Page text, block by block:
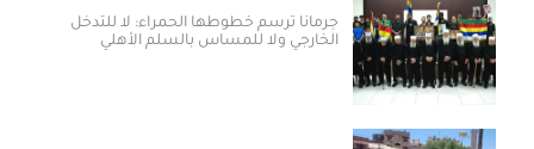
جرمانا ترسم خطوطها الحمراء: لا للتدخل
الخارجي ولا للمساس بالسلم الأهلي